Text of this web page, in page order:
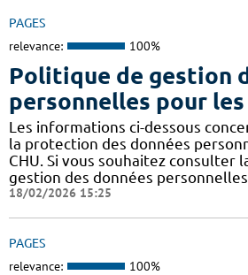
PAGES
relevance: 100%
Politique de gestion
personnelles pour
Les informations ci-dessous
la protection des données
CHU. Si vous souhaitez consulter
gestion des données
18/02/2026 15:25
PAGES
relevance: 100%